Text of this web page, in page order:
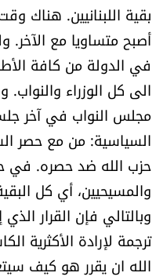
بقية اللبنانيين. هناك
أصبح متساويا مع الآخر.
في الدولة من كافة
الى كل الوزراء
مجلس النواب في آخر
السياسية: من مع حصر
حزب الله ضد حصره. في
والمسيحيين، أي كل
وبالتالي فإن القرار
ترجمة لإرادة الأكثرية
الله ان يقرر هو كيف